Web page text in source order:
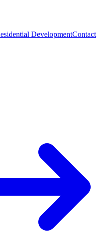
DevelopmentContact